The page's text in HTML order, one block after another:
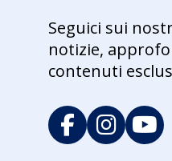
Seguici sui
notizie,
contenuti